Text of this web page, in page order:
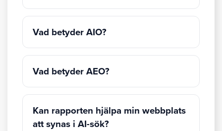
Vad betyder AIO?
Vad betyder AEO?
Kan rapporten hjälpa min webbplats
att synas i AI-sök?